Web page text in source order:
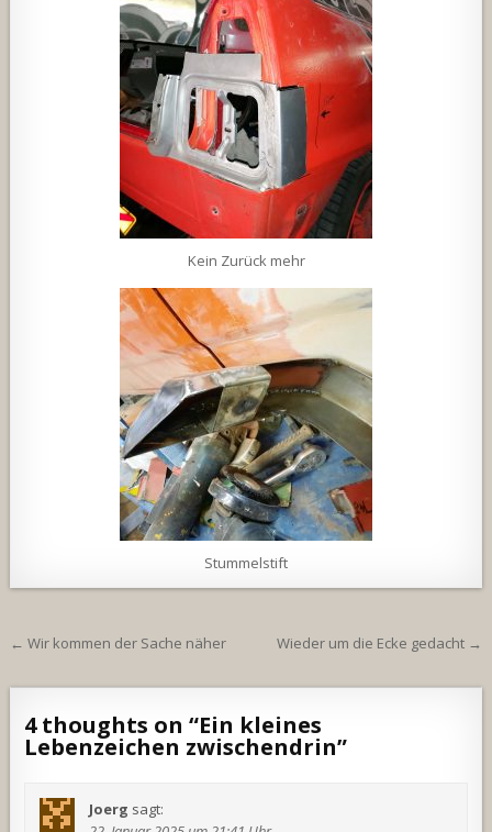
Kein Zurück mehr
Stummelstift
Beitragsnavigation
← Wir kommen der Sache näher Wieder um die Ecke gedacht →
4 thoughts on “Ein kleines
Lebenzeichen zwischendrin”
Joerg sagt: